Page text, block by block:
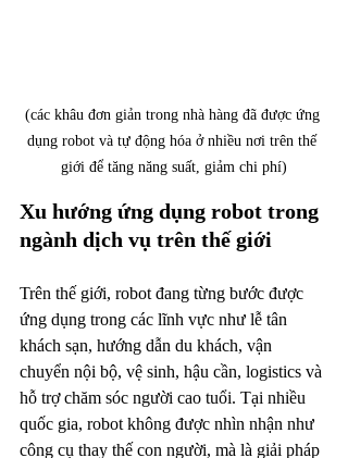
(các khâu đơn giản trong nhà hàng đã được ứng
dụng robot và tự động hóa ở nhiều nơi trên thế
giới để tăng năng suất, giảm chi phí)
Xu hướng ứng dụng robot trong
ngành dịch vụ trên thế giới
Trên thế giới, robot đang từng bước được
ứng dụng trong các lĩnh vực như lễ tân
khách sạn, hướng dẫn du khách, vận
chuyển nội bộ, vệ sinh, hậu cần, logistics và
hỗ trợ chăm sóc người cao tuổi. Tại nhiều
quốc gia, robot không được nhìn nhận như
công cụ thay thế con người, mà là giải pháp